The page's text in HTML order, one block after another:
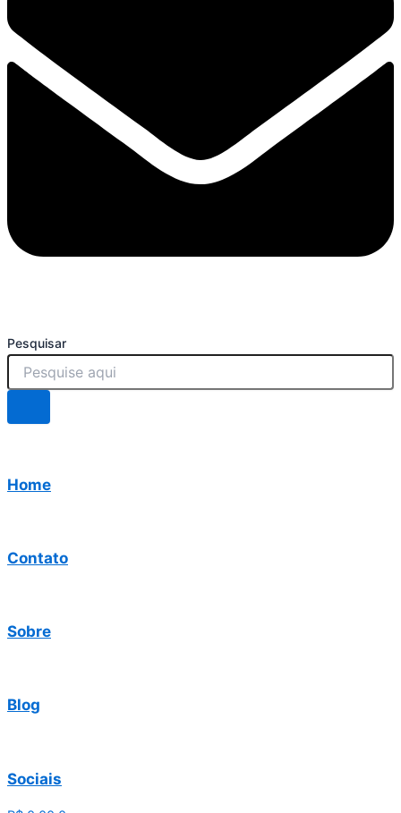
Pesquisar
Home
Contato
Sobre
Blog
Sociais